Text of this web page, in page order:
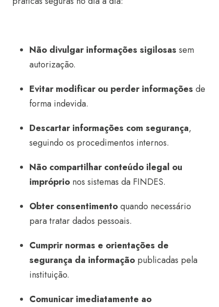
Não divulgar informações sigilosas sem
autorização.
Evitar modificar ou perder informações de
forma indevida.
Descartar informações com segurança,
seguindo os procedimentos internos.
Não compartilhar conteúdo ilegal ou
impróprio nos sistemas da FINDES.
Obter consentimentoquando necessário
para tratar dados pessoais.
Cumprir normas e orientações de
segurança da informação publicadas pela
instituição.
Comunicar imediatamente ao